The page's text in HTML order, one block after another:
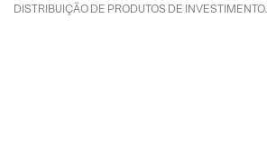
DISTRIBUIÇÃO DE PRODUTOS DE INVESTIMENTO.